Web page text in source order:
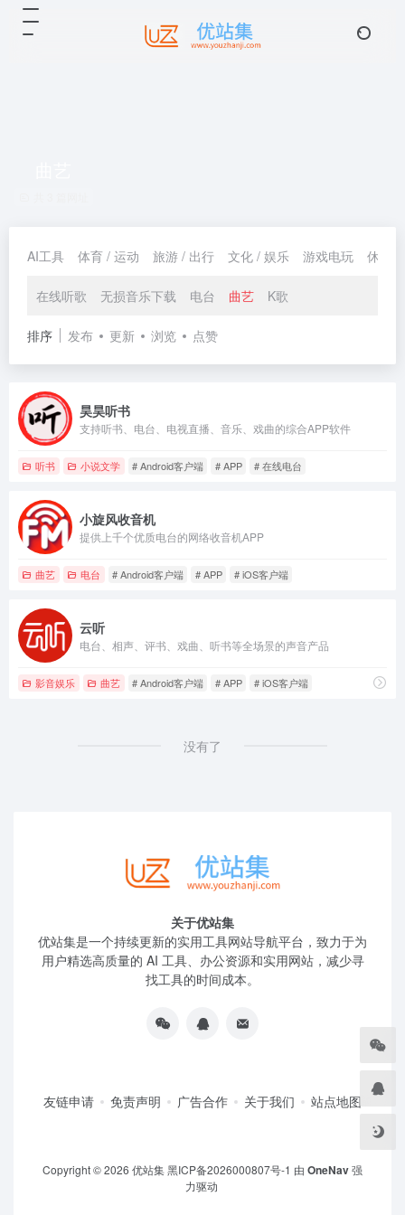
AI工具 体育 / 运动 旅游 / 出行 文化 / 娱乐 游戏电玩 休闲 /
在线听歌 无损音乐下载 电台 曲艺 K歌
排序 发布 更新 浏览 点赞
昊昊听书
支持听书、电台、电视直播、音乐、戏曲的综合APP软件
听书 小说文学 # Android客户端 # APP # 在线电台
小旋风收音机
提供上千个优质电台的网络收音机APP
曲艺 电台 # Android客户端 # APP # iOS客户端
云听
电台、相声、评书、戏曲、听书等全场景的声音产品
影音娱乐 曲艺 # Android客户端 # APP # iOS客户端
没有了
关于优站集
优站集是一个持续更新的实用工具网站导航平台，致力于为
用户精选高质量的 AI 工具、办公资源和实用网站，减少寻
找工具的时间成本。
友链申请 免责声明 广告合作 关于我们 站点地图
Copyright © 2026 优站集黑ICP备2026000807号-1 由 OneNav强
力驱动